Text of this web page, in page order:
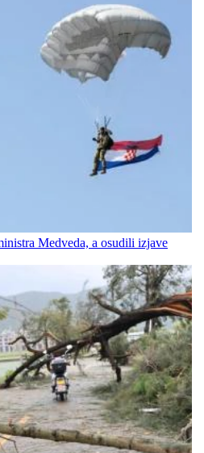
Medveda, a osudili izjave